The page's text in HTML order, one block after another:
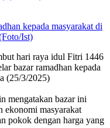
kepada masyarakat di
Ist)
hari raya idul Fitri 1446
bazar ramadhan kepada
(25/3/2025)
mengatakan bazar ini
ekonomi masyarakat
pokok dengan harga yang